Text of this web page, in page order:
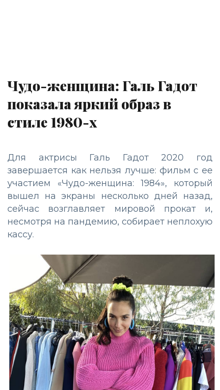
Чудо-женщина: Галь Гадот
показала яркий образ в
стиле 1980-х
Для актрисы Галь Гадот 2020 год
завершается как нельзя лучше: фильм с ее
участием «Чудо-женщина: 1984», который
вышел на экраны несколько дней назад,
сейчас возглавляет мировой прокат и,
несмотря на пандемию, собирает неплохую
кассу.